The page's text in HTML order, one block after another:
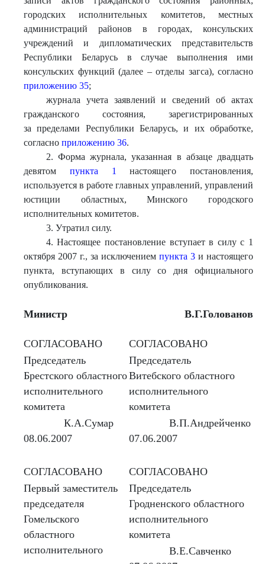
городских исполнительных комитетов, местных
администраций районов в городах, консульских
учреждений и дипломатических представительств
Республики Беларусь в случае выполнения ими
консульских функций (далее – отделы загса), согласно
приложению 35;
журнала учета заявлений и сведений об актах
гражданского состояния, зарегистрированных
за пределами Республики Беларусь, и их обработке,
согласно приложению 36.
2. Форма журнала, указанная в абзаце двадцать
девятом пункта 1
настоящего постановления,
используется в работе главных управлений, управлений
юстиции областных, Минского городского
исполнительных комитетов.
3. Утратил силу.
4. Настоящее постановление вступает в силу с 1
октября 2007 г., за исключением пункта 3 и настоящего
пункта, вступающих в силу со дня официального
опубликования.
Министр В.Г.Голованов
СОГЛАСОВАНО
Председатель
Брестского областного
исполнительного
комитета
К.А.Сумар
08.06.2007
СОГЛАСОВАНО
Председатель
Витебского областного
исполнительного
комитета
В.П.Андрейченко
07.06.2007
СОГЛАСОВАНО
Первый заместитель
председателя
Гомельского
областного
исполнительного
СОГЛАСОВАНО
Председатель
Гродненского областного
исполнительного
комитета
В.Е.Савченко